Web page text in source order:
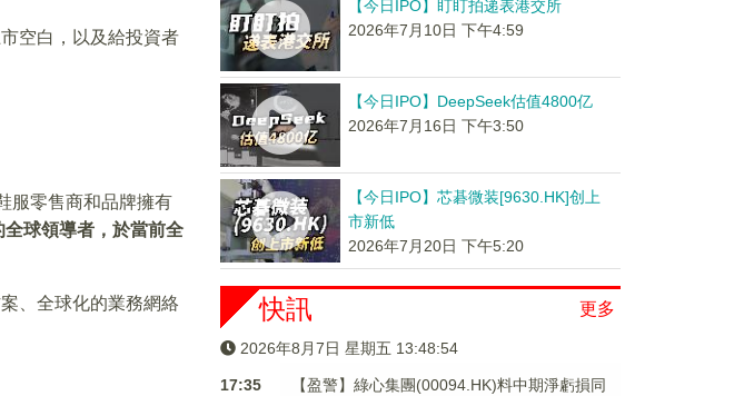
空白，以及給投資者
服零售商和品牌擁有
球領導者，於當前全
、全球化的業務網絡
【今日IPO】盯盯拍递表港交所
2026年7月10日 下午4:59
【今日IPO】DeepSeek估值4800亿
2026年7月16日 下午3:50
【今日IPO】芯碁微装[9630.HK]创上
市新低
2026年7月20日 下午5:20
更多
快訊
2026年8月7日 星期五 13:48:55
17:35
【盈警】綠心集團(00094.HK)料中期淨虧損同